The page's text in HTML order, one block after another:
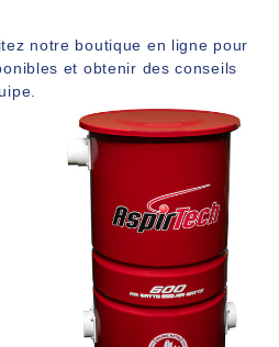
notre boutique en ligne pour
et obtenir des conseils